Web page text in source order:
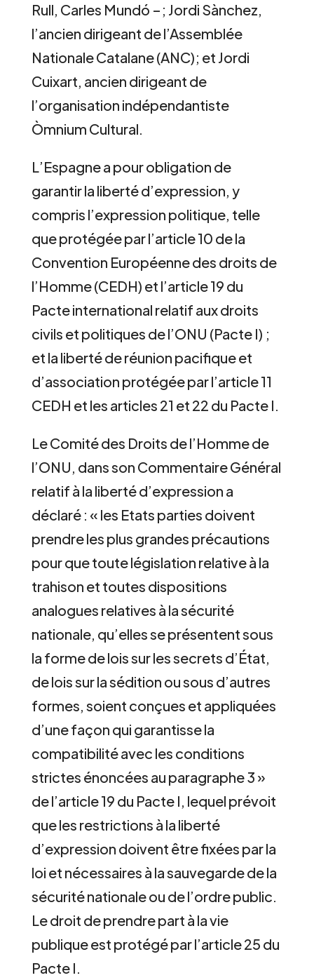
Rull, Carles Mundó –; Jordi Sànchez,
l’ancien dirigeant de l’Assemblée
Nationale Catalane (ANC); et Jordi
Cuixart, ancien dirigeant de
l’organisation indépendantiste
Òmnium Cultural.
L’Espagne a pour obligation de
garantir la liberté d’expression, y
compris l’expression politique, telle
que protégée par l’article 10 de la
Convention Européenne des droits de
l’Homme (CEDH) et l’article 19 du
Pacte international relatif aux droits
civils et politiques de l’ONU (Pacte I) ;
et la liberté de réunion pacifique et
d’association protégée par l’article 11
CEDH et les articles 21 et 22 du Pacte I.
Le Comité des Droits de l’Homme de
l’ONU, dans son Commentaire Général
relatif à la liberté d’expression a
déclaré : « les Etats parties doivent
prendre les plus grandes précautions
pour que toute législation relative à la
trahison et toutes dispositions
analogues relatives à la sécurité
nationale, qu’elles se présentent sous
la forme de lois sur les secrets d’État,
de lois sur la sédition ou sous d’autres
formes, soient conçues et appliquées
d’une façon qui garantisse la
compatibilité avec les conditions
strictes énoncées au paragraphe 3 »
de l’article 19 du Pacte I, lequel prévoit
que les restrictions à la liberté
d’expression doivent être fixées par la
loi et nécessaires à la sauvegarde de la
sécurité nationale ou de l’ordre public.
Le droit de prendre part à la vie
publique est protégé par l’article 25 du
Pacte I.